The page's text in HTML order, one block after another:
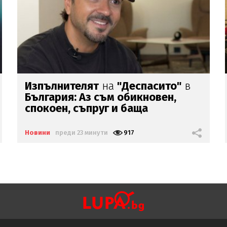
Дилърите с фентанила
изпращали дрогатапокуриер
пратки с маратонки
Новини преди 44 минути 1495